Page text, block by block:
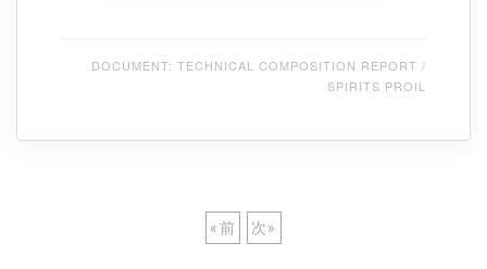
DOCUMENT: TECHNICAL COMPOSITION REPORT /
SPIRITS PROIL
«前 次»